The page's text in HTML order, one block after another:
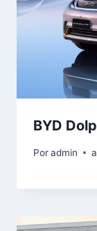
BYD
Poradmin